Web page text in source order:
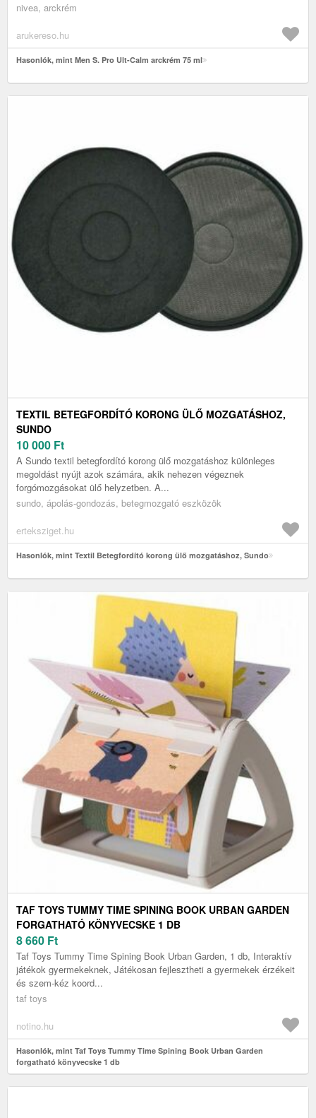
nivea, arckrém
arukereso.hu
Hasonlók, mint Men S. Pro Ult-Calm arckrém 75 ml
TEXTIL BETEGFORDÍTÓ KORONG ÜLŐ MOZGATÁSHOZ,
SUNDO
10 000 Ft
A Sundo textil betegfordító korong ülő mozgatáshoz különleges
megoldást nyújt azok számára, akik nehezen végeznek
forgómozgásokat ülő helyzetben. A...
sundo, ápolás-gondozás, betegmozgató eszközök
erteksziget.hu
Hasonlók, mint Textil Betegfordító korong ülő mozgatáshoz, Sundo
TAF TOYS TUMMY TIME SPINING BOOK URBAN GARDEN
FORGATHATÓ KÖNYVECSKE 1 DB
8 660 Ft
Taf Toys Tummy Time Spining Book Urban Garden, 1 db, Interaktív
játékok gyermekeknek, Játékosan fejlesztheti a gyermekek érzékeit
és szem-kéz koord...
taf toys
notino.hu
Hasonlók, mint Taf Toys Tummy Time Spining Book Urban Garden
forgatható könyvecske 1 db